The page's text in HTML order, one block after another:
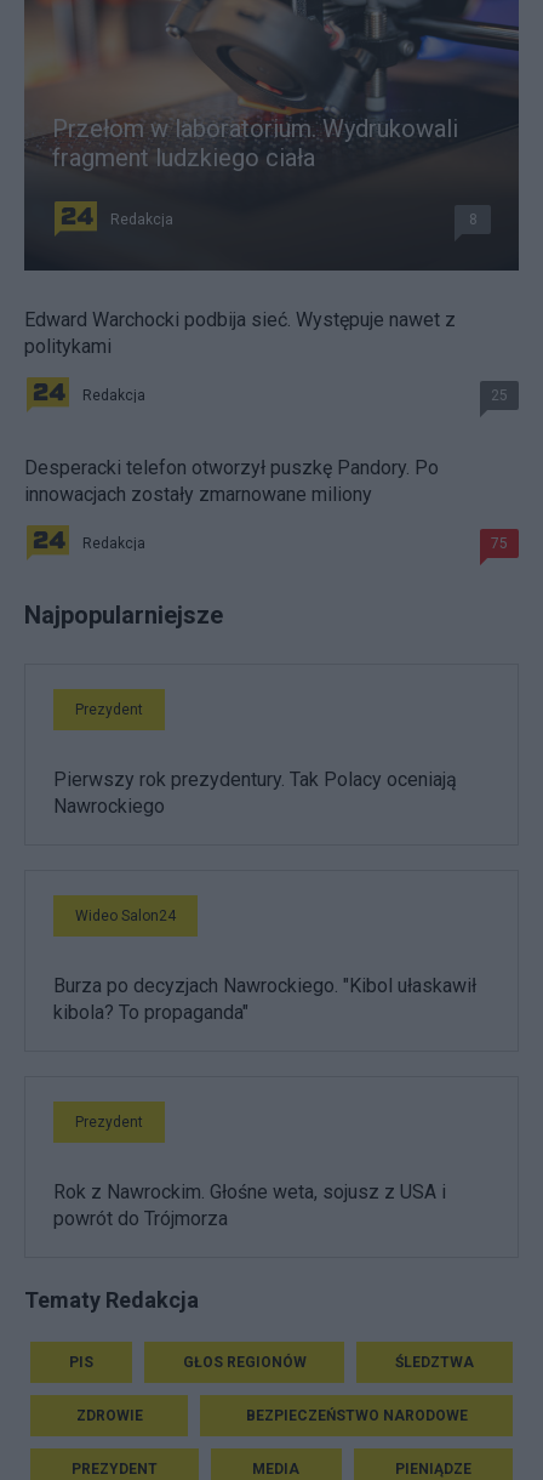
Przełom w laboratorium. Wydrukowali
fragment ludzkiego ciała
Redakcja 8
Edward Warchocki podbija sieć. Występuje nawet z
politykami
Redakcja 25
Desperacki telefon otworzył puszkę Pandory. Po
innowacjach zostały zmarnowane miliony
Redakcja 75
Najpopularniejsze
Prezydent
Pierwszy rok prezydentury. Tak Polacy oceniają
Nawrockiego
Wideo Salon24
Burza po decyzjach Nawrockiego. "Kibol ułaskawił
kibola? To propaganda"
Prezydent
Rok z Nawrockim. Głośne weta, sojusz z USA i
powrót do Trójmorza
Tematy Redakcja
PIS GŁOS REGIONÓW ŚLEDZTWA
ZDROWIE BEZPIECZEŃSTWO NARODOWE
PREZYDENT MEDIA PIENIĄDZE